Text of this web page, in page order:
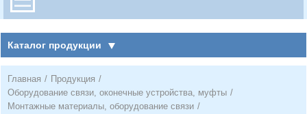
Каталог продукции
Главная / Продукция /
Оборудование связи, оконечные устройства, муфты /
Монтажные материалы, оборудование связи /